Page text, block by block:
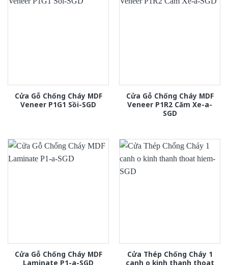
Cửa Gỗ Chống Cháy MDF
Veneer P1G1 Sồi-SGD
Cửa Gỗ Chống Cháy MDF
Veneer P1R2 Căm Xe-a-
SGD
Cửa Gỗ Chống Cháy MDF
Laminate P1-a-SGD
Cửa Thép Chống Cháy 1
canh o kinh thanh thoat